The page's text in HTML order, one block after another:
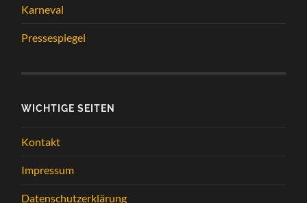
Karneval
Pressespiegel
WICHTIGE SEITEN
Kontakt
Impressum
Datenschutzerklärung